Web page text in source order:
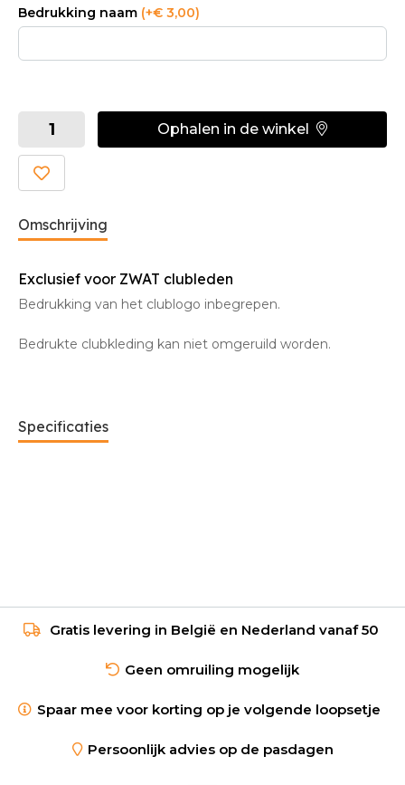
Bedrukking naam (+€ 3,00)
Ophalen in de winkel
Omschrijving
Exclusief voor ZWAT clubleden
Bedrukking van het clublogo inbegrepen.
Bedrukte clubkleding kan niet omgeruild worden.
Specificaties
Gratis levering in België en Nederland vanaf 50
Geen omruiling mogelijk
Spaar mee voor korting op je volgende loopsetje
Persoonlijk advies op de pasdagen